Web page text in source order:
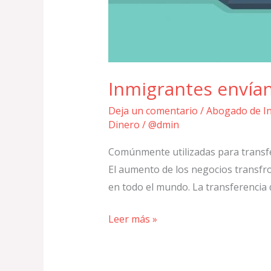
Inmigrantes
Deja un comentario /Abogado de
Dinero /@dmin
Comúnmente utilizadas para
El aumento de los negocios
en todo el mundo. La
Leer más »